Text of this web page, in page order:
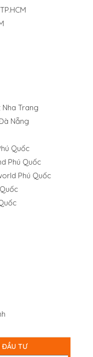
TP.HCM
Trang
Nẵng
Quốc
Phú Quốc
Phú Quốc
ĐẦU TƯ